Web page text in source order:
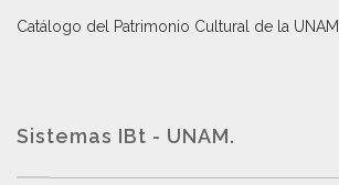
Catálogo del Patrimonio Cultural de la UNAM.
Sistemas IBt - UNAM.